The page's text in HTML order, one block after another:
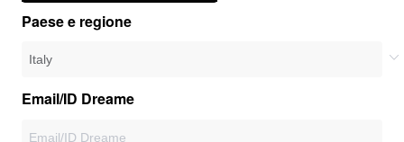
Paese e regione
Email/ID Dreame